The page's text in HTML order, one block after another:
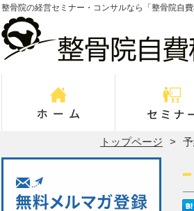
整骨院の経営セミナー・コンサルなら「整骨院自費
トップページ